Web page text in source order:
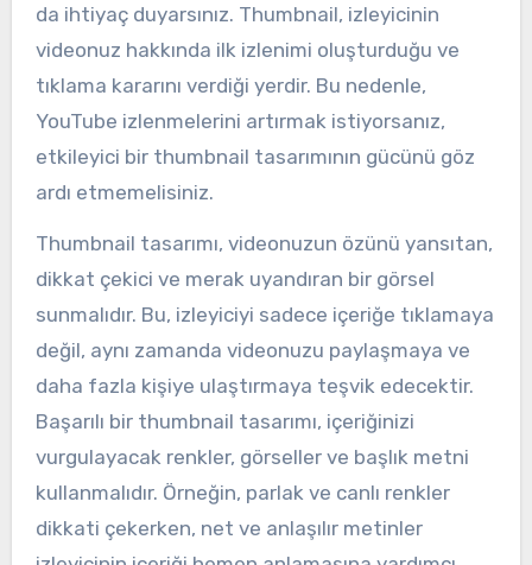
da ihtiyaç duyarsınız. Thumbnail, izleyicinin
videonuz hakkında ilk izlenimi oluşturduğu ve
tıklama kararını verdiği yerdir. Bu nedenle,
YouTube izlenmelerini artırmak istiyorsanız,
etkileyici bir thumbnail tasarımının gücünü göz
ardı etmemelisiniz.
Thumbnail tasarımı, videonuzun özünü yansıtan,
dikkat çekici ve merak uyandıran bir görsel
sunmalıdır. Bu, izleyiciyi sadece içeriğe tıklamaya
değil, aynı zamanda videonuzu paylaşmaya ve
daha fazla kişiye ulaştırmaya teşvik edecektir.
Başarılı bir thumbnail tasarımı, içeriğinizi
vurgulayacak renkler, görseller ve başlık metni
kullanmalıdır. Örneğin, parlak ve canlı renkler
dikkati çekerken, net ve anlaşılır metinler